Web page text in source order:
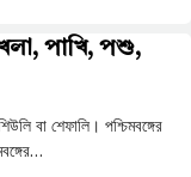
পাখি, পশু,
বা শেফালি। পশ্চিমবঙ্গের